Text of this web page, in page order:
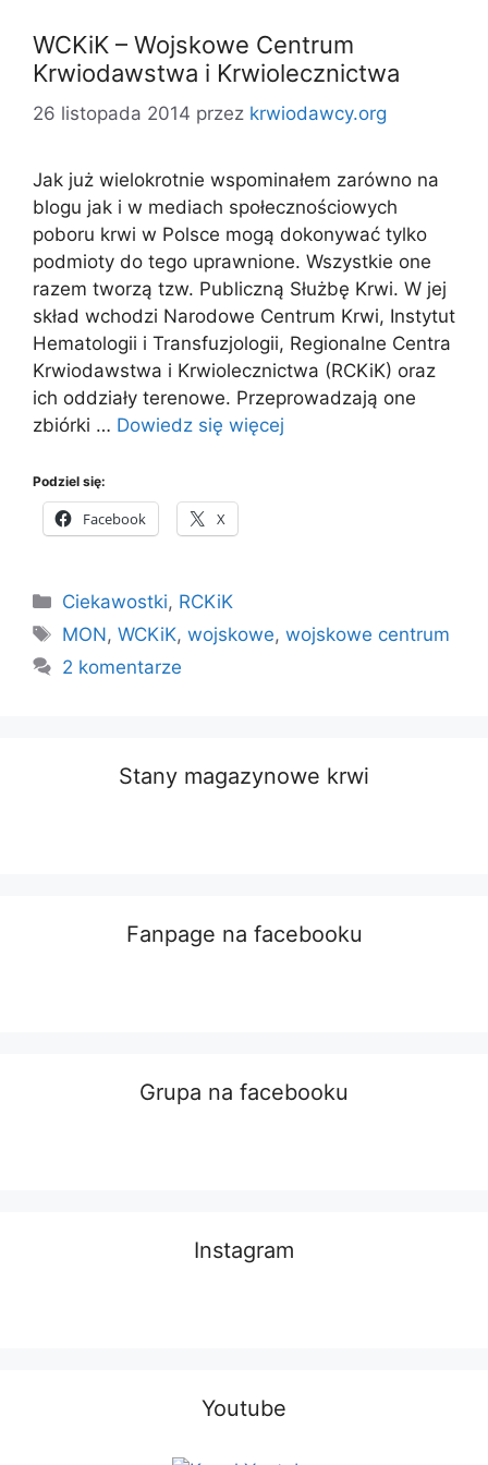
WCKiK – Wojskowe Centrum
Krwiodawstwa i Krwiolecznictwa
26 listopada 2014 przez krwiodawcy.org
Jak już wielokrotnie wspominałem zarówno na
blogu jak i w mediach społecznościowych
poboru krwi w Polsce mogą dokonywać tylko
podmioty do tego uprawnione. Wszystkie one
razem tworzą tzw. Publiczną Służbę Krwi. W jej
skład wchodzi Narodowe Centrum Krwi, Instytut
Hematologii i Transfuzjologii, Regionalne Centra
Krwiodawstwa i Krwiolecznictwa (RCKiK) oraz
ich oddziały terenowe. Przeprowadzają one
zbiórki … Dowiedz się więcej
Podziel się:
Facebook X
Kategorie
Ciekawostki, RCKiK
Tagi
MON,WCKiK,wojskowe,wojskowe centrum
2 komentarze
Stany magazynowe krwi
Fanpage na facebooku
Grupa na facebooku
Instagram
Youtube